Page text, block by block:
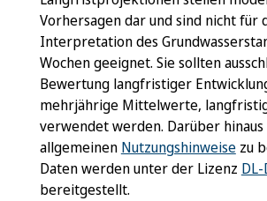
Vorhersagen dar und sind nicht für
Interpretation des
Wochen geeignet. Sie sollten
Bewertung langfristiger
mehrjährige Mittelwerte,
verwendet werden. Darüber hinaus
allgemeinen Nutzungshinweisezu
Daten werden unter der Lizenz DL-
bereitgestellt.